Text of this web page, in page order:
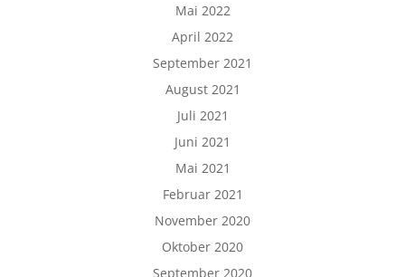
Mai 2022
April 2022
September 2021
August 2021
Juli 2021
Juni 2021
Mai 2021
Februar 2021
November 2020
Oktober 2020
September 2020